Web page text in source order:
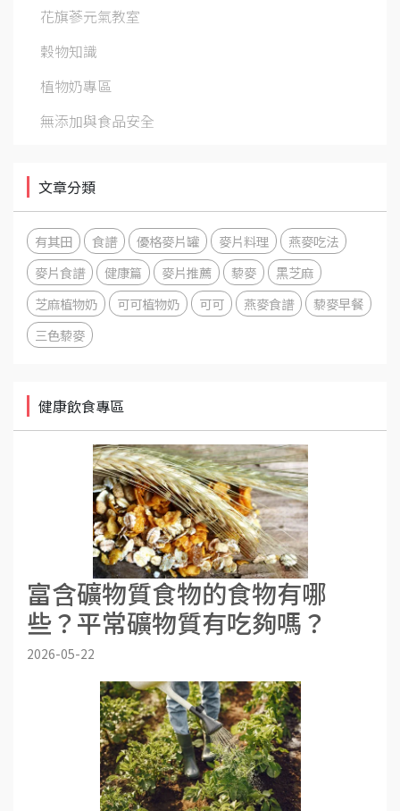
花旗蔘元氣教室
穀物知識
植物奶專區
無添加與食品安全
文章分類
有其田 食譜 優格麥片罐 麥片料理
燕麥吃法
麥片食譜
健康篇 麥片推薦 藜麥
黑芝麻
芝麻植物奶
可可植物奶 可可 燕麥食譜
藜麥早餐
三色藜麥
健康飲食專區
富含礦物質食物的食物有哪
些？平常礦物質有吃夠嗎？
2026-05-22